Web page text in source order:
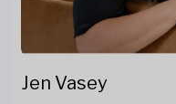
Jen Vasey